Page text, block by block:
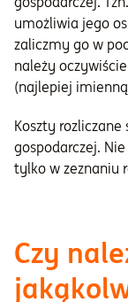
umożliwia jego
zaliczmy go w
należy
(najlepiej
Koszty rozliczane
gospodarczej.
tylko w zeznaniu
Czy